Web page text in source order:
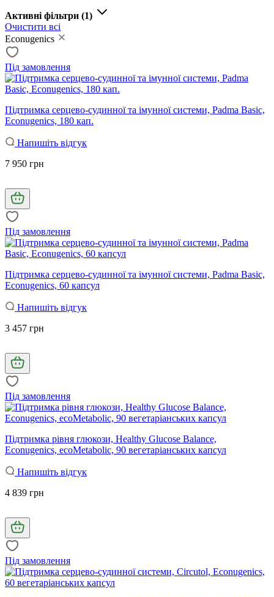
Активні фільтри (1)
Очистити всі
Econugenics
Під замовлення
Підтримка серцево-судинної та імунної системи, Padma Basic,
Econugenics, 180 кап.
Напишіть відгук
7 950 грн
Під замовлення
Підтримка серцево-судинної та імунної системи, Padma Basic,
Econugenics, 60 капсул
Напишіть відгук
3 457 грн
Під замовлення
Підтримка рівня глюкози, Healthy Glucose Balance,
Econugenics, ecoMetabolic, 90 вегетаріанських капсул
Напишіть відгук
4 839 грн
Під замовлення